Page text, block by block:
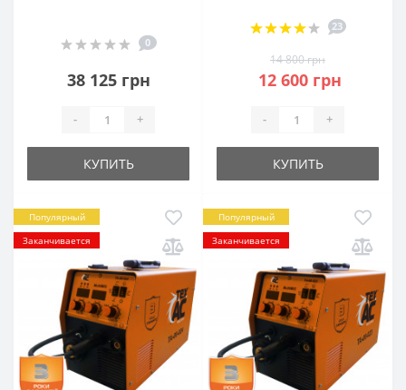
0
38 125 грн
- +
КУПИТЬ
23
14 800 грн
12 600 грн
- +
КУПИТЬ
Популярный
Заканчивается
Популярный
Заканчивается